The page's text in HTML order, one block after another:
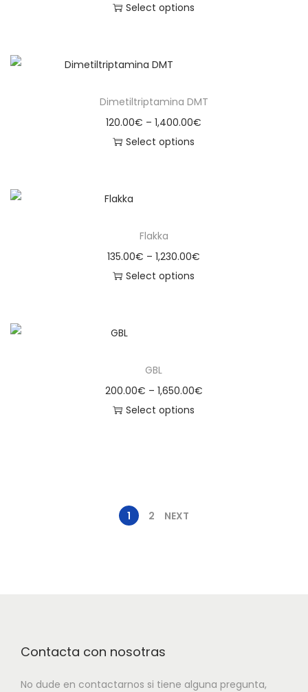
Select options
Dimetiltriptamina DMT
120.00€ – 1,400.00€
Select options
Flakka
135.00€ – 1,230.00€
Select options
GBL
200.00€ – 1,650.00€
Select options
1 2 NEXT
Contacta con nosotras
No dude en contactarnos si tiene alguna pregunta,